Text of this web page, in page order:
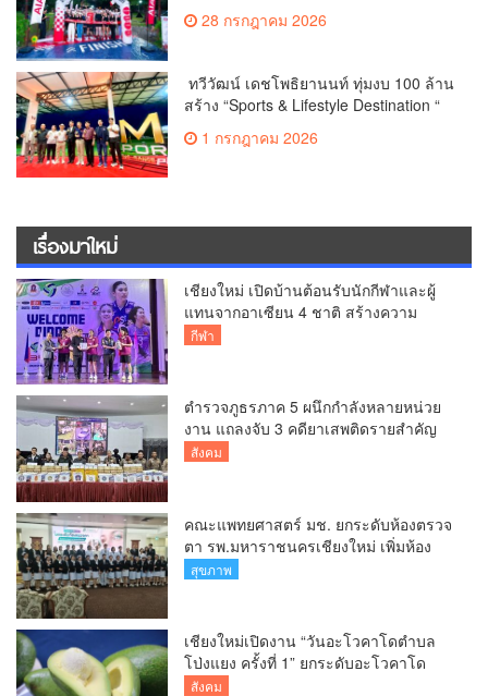
28 กรกฎาคม 2026
ทวีวัฒน์ เดชโพธิยานนท์ ทุ่มงบ 100 ล้าน
สร้าง “Sports & Lifestyle Destination “
1 กรกฎาคม 2026
เรื่องมาใหม่
เชียงใหม่ เปิดบ้านต้อนรับนักกีฬาและผู้
แทนจากอาเซียน 4 ชาติ สร้างความ
ประทับใจก่อนเปิดศึกวอลเลย์บอล BYD
กีฬา
ตำรวจภูธรภาค 5 ผนึกกำลังหลายหน่วย
งาน แถลงจับ 3 คดียาเสพติดรายสำคัญ
ยึดยาบ้ากว่า 3.2 ล้านเม็ด เฮโรอีน 8.62
สังคม
คณะแพทยศาสตร์ มช. ยกระดับห้องตรวจ
ตา รพ.มหาราชนครเชียงใหม่ เพิ่มห้อง
ตรวจ-นำเทคโนโลยีทันสมัย รองรับผู้ป่วย
สุขภาพ
เชียงใหม่เปิดงาน “วันอะโวคาโดตำบล
โป่งแยง ครั้งที่ 1” ยกระดับอะโวคาโด
คุณภาพ สู่ผลไม้เศรษฐกิจและแหล่งท่อง
สังคม